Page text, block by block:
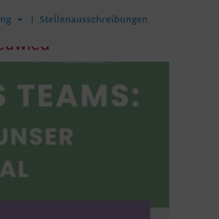
Stellenausschreibungen